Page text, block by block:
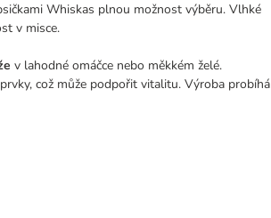
Whiskas plnou možnost výběru. Vlhké
v misce.
v lahodné omáčce nebo měkkém želé.
což může podpořit vitalitu. Výroba probíhá